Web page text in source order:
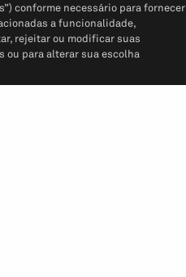
conforme necessário para fornecer
a funcionalidade,
rejeitar ou modificar suas
ou para alterar sua escolha